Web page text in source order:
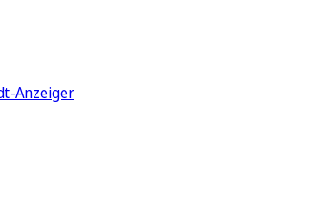
Anzeiger